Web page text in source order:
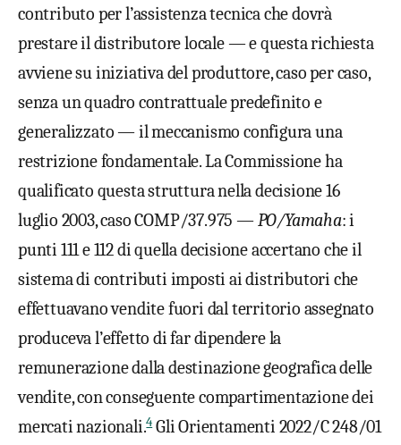
contributo per l’assistenza tecnica che dovrà
prestare il distributore locale — e questa richiesta
avviene su iniziativa del produttore, caso per caso,
senza un quadro contrattuale predefinito e
generalizzato — il meccanismo configura una
restrizione fondamentale. La Commissione ha
qualificato questa struttura nella decisione 16
luglio 2003, caso COMP/37.975 —PO/Yamaha: i
punti 111 e 112 di quella decisione accertano che il
sistema di contributi imposti ai distributori che
effettuavano vendite fuori dal territorio assegnato
produceva l’effetto di far dipendere la
remunerazione dalla destinazione geografica delle
vendite, con conseguente compartimentazione dei
mercati nazionali.4Gli Orientamenti 2022/C 248/01